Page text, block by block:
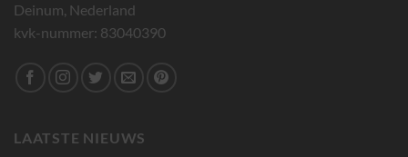
Deinum, Nederland
kvk-nummer: 83040390
LAATSTE NIEUWS